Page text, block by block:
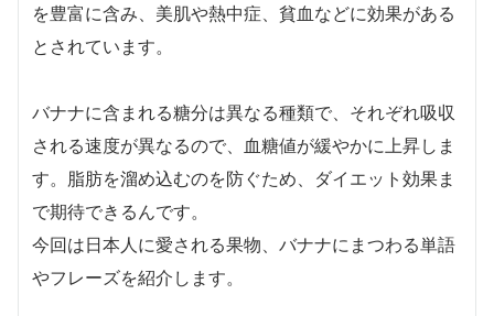
を豊富に含み、美肌や熱中症、貧血などに効果がある
とされています。
バナナに含まれる糖分は異なる種類で、それぞれ吸収
される速度が異なるので、血糖値が緩やかに上昇しま
す。脂肪を溜め込むのを防ぐため、ダイエット効果ま
で期待できるんです。
今回は日本人に愛される果物、バナナにまつわる単語
やフレーズを紹介します。